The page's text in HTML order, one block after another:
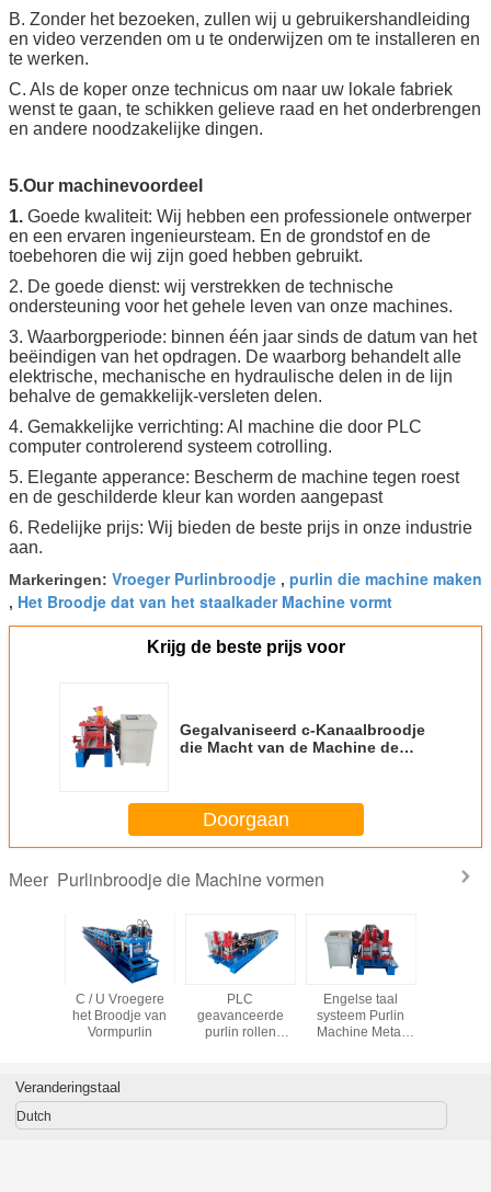
B. Zonder het bezoeken, zullen wij u gebruikershandleiding
en video verzenden om u te onderwijzen om te installeren en
te werken.
C. Als de koper onze technicus om naar uw lokale fabriek
wenst te gaan, te schikken gelieve raad en het onderbrengen
en andere noodzakelijke dingen.
5.Our machinevoordeel
1. Goede kwaliteit: Wij hebben een professionele ontwerper
en een ervaren ingenieursteam. En de grondstof en de
toebehoren die wij zijn goed hebben gebruikt.
2. De goede dienst: wij verstrekken de technische
ondersteuning voor het gehele leven van onze machines.
3. Waarborgperiode: binnen één jaar sinds de datum van het
beëindigen van het opdragen. De waarborg behandelt alle
elektrische, mechanische en hydraulische delen in de lijn
behalve de gemakkelijk-versleten delen.
4. Gemakkelijke verrichting: Al machine die door PLC
computer controlerend systeem cotrolling.
5. Elegante apperance: Bescherm de machine tegen roest
en de geschilderde kleur kan worden aangepast
6. Redelijke prijs: Wij bieden de beste prijs in onze industrie
aan.
Markeringen: Vroeger Purlinbroodje , purlin die machine maken
, Het Broodje dat van het staalkader Machine vormt
Krijg de beste prijs voor
Gegalvaniseerd c-Kanaalbroodje
die Macht van de Machine de
vormen kW
Doorgaan
Meer Purlinbroodje die Machine vormen
C / U Vroegere
het Broodje van
Vormpurlin
PLC
geavanceerde
purlin rollen
Engelse taal
systeem Purlin
Machine Metal
Veranderingstaal
Dutch